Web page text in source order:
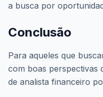
a busca por
Conclusão
Para aqueles que
com boas perspectivas
de analista financeiro